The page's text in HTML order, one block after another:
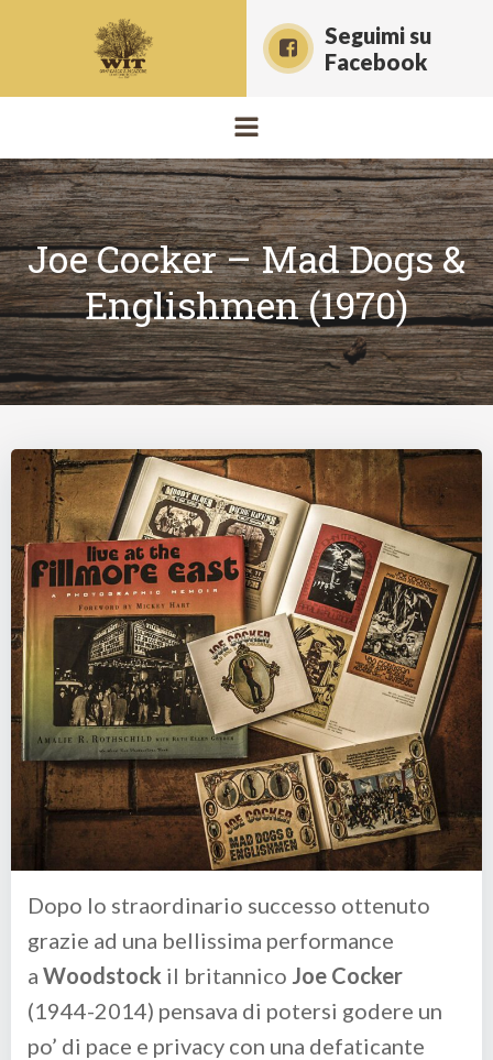
contenuto
Seguimi su
Facebook
Joe Cocker – Mad Dogs &
Englishmen (1970)
Dopo lo straordinario successo ottenuto
grazie ad una bellissima performance
a Woodstock il britannico Joe Cocker
(1944-2014) pensava di potersi godere un
po’ di pace e privacy con una defaticante